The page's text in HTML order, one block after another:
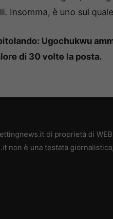
Insomma, è uno sul
Ugochukwu
di 30 volte la posta.
di proprietà di
non è una testata